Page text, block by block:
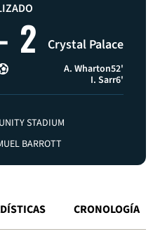
2 Crystal Palace
A. Wharton52'
I. Sarr6'
STADIUM
BARROTT
CRONOLOGÍA